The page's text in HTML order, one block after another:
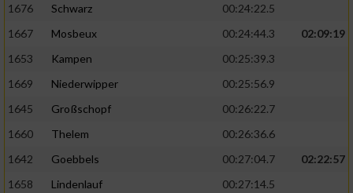
1676
Schwarz
00:24:22.5
1667
Mosbeux 00:24:44.3
02:09:19
1653
Kampen
00:25:39.3
1669
Niederwipper
00:25:56.9
1645
Großschopf
00:26:22.7
1660
Thelem
00:26:36.6
1642
Goebbels 00:27:04.7
02:22:57
1658
Lindenlauf
00:27:14.5